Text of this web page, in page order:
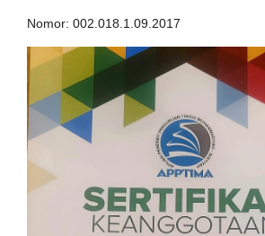
Nomor: 002.018.1.09.2017